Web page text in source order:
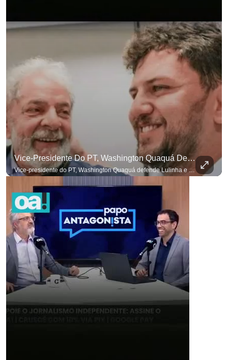
Vice-Presidente Do PT, Washington Quaquá Defende Lulinha E Diz Que Ele Vive Em Condições Precárias
Vice-presidente do PT, Washington Quaquá defende Lulinha e diz que ele vive em condições espartanas na Espanha. #OAntagonista Se você busca informação com credibilidade, inscreva-se agora e ative o